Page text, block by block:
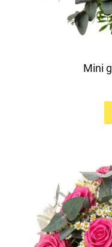
Mini